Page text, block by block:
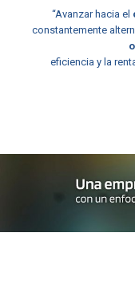
“Avanzar hacia el
constantemente
eficiencia y la